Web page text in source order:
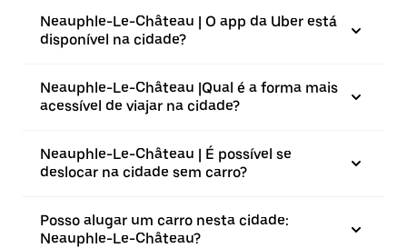
Neauphle-Le-Château | O app da Uber está
disponível na cidade?
Neauphle-Le-Château |⁠Qual é a forma mais
acessível de viajar na cidade?
Neauphle-Le-Château | É possível se
deslocar na cidade sem carro?
Posso alugar um carro nesta cidade:
Neauphle-Le-Château?